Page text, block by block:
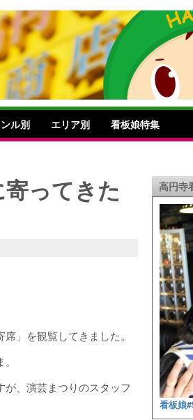
ル別 エリア別 看板娘特集
ってきた
」を観覧してきました。
、演芸まつりのスタッフ
高円寺
看板娘